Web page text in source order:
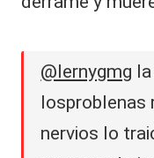
@lernygmg
losproblenas
nervios lo